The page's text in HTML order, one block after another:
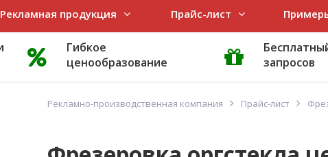
Рекламная продукция Прайс-лист
Гибкое
ценообразование
запросов
Рекламно-производственная компания Прайс-лист